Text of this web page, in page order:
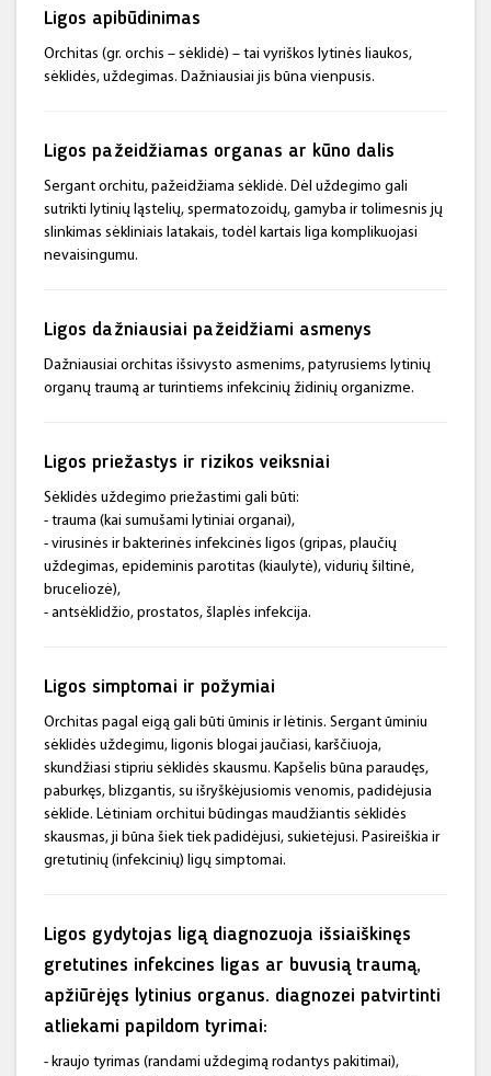
Ligos apibūdinimas
Orchitas (gr. orchis – sėklidė) – tai vyriškos lytinės liaukos,
sėklidės, uždegimas. Dažniausiai jis būna vienpusis.
Ligos pažeidžiamas organas ar kūno dalis
Sergant orchitu, pažeidžiama sėklidė. Dėl uždegimo gali
sutrikti lytinių ląstelių, spermatozoidų, gamyba ir tolimesnis jų
slinkimas sėkliniais latakais, todėl kartais liga komplikuojasi
nevaisingumu.
Ligos dažniausiai pažeidžiami asmenys
Dažniausiai orchitas išsivysto asmenims, patyrusiems lytinių
organų traumą ar turintiems infekcinių židinių organizme.
Ligos priežastys ir rizikos veiksniai
Sėklidės uždegimo priežastimi gali būti:
- trauma (kai sumušami lytiniai organai),
- virusinės ir bakterinės infekcinės ligos (gripas, plaučių
uždegimas, epideminis parotitas (kiaulytė), vidurių šiltinė,
bruceliozė),
- antsėklidžio, prostatos, šlaplės infekcija.
Ligos simptomai ir požymiai
Orchitas pagal eigą gali būti ūminis ir lėtinis. Sergant ūminiu
sėklidės uždegimu, ligonis blogai jaučiasi, karščiuoja,
skundžiasi stipriu sėklidės skausmu. Kapšelis būna paraudęs,
paburkęs, blizgantis, su išryškėjusiomis venomis, padidėjusia
sėklide. Lėtiniam orchitui būdingas maudžiantis sėklidės
skausmas, ji būna šiek tiek padidėjusi, sukietėjusi. Pasireiškia ir
gretutinių (infekcinių) ligų simptomai.
Ligos gydytojas ligą diagnozuoja išsiaiškinęs
gretutines infekcines ligas ar buvusią traumą,
apžiūrėjęs lytinius organus. diagnozei patvirtinti
atliekami papildom tyrimai:
- kraujo tyrimas (randami uždegimą rodantys pakitimai),